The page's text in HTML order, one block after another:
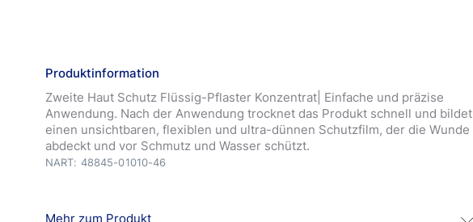
Produktinformation
Zweite Haut Schutz Flüssig-Pflaster Konzentrat| Einfache und präzise
Anwendung. Nach der Anwendung trocknet das Produkt schnell und bildet
einen unsichtbaren, flexiblen und ultra-dünnen Schutzfilm, der die Wunde
abdeckt und vor Schmutz und Wasser schützt.
NART: 48845-01010-46
Mehr zum Produkt